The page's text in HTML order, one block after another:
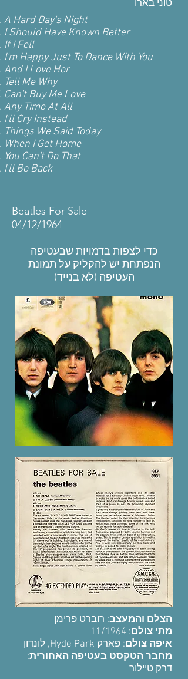
טוני בארו
A Hard Day's Night
I Should Have Known Better
If I Fell
I'm Happy Just To Dance With You
And I Love Her
Tell Me Why
Can't Buy Me Love
Any Time At All
I'll Cry Instead
Things We Said Today
When I Get Home
You Can't Do That
I'll Be Back
Beatles For Sale
04/12/1964
כדי לצפות בדמויות שבעטיפה
הנפתחת יש להקליק על תמונת
העטיפה (לא בנייד)
הצלם והמעצב: רוברט פרימן
מתי צולם: 11/1964
איפה צולם: פארק Hyde Park, לונדון
מחבר הטקסט בעטיפה האחורית:
דרק טיילור